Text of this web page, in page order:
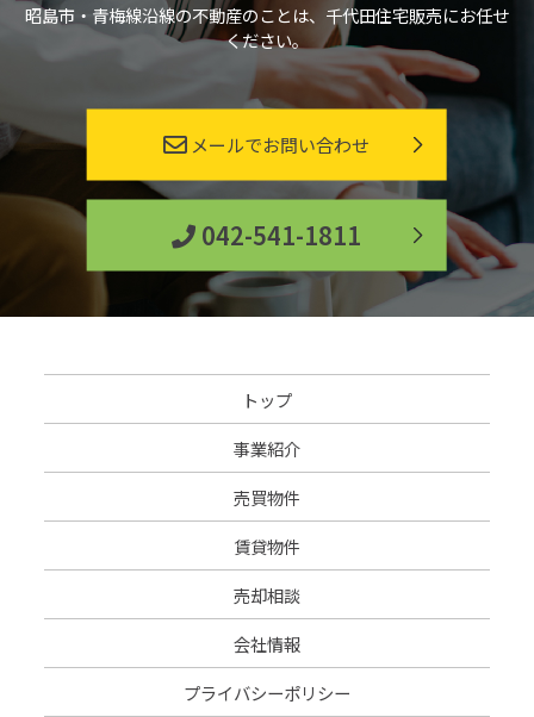
昭島市・青梅線沿線の不動産のことは、千代田住宅販売にお任せ
ください。
メールでお問い合わせ
042-541-1811
トップ
事業紹介
売買物件
賃貸物件
売却相談
会社情報
プライバシーポリシー